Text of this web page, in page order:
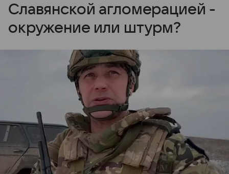
Славянской агломерацией -
окружение или штурм?